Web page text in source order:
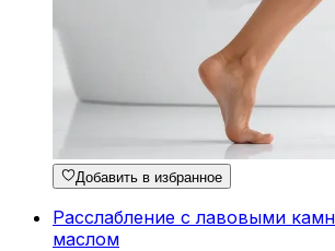
Добавить в избранное
Расслабление с лавовыми
маслом